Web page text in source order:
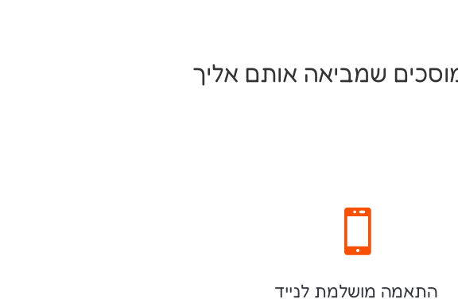
שמביאה אותם אליך

התאמה מושלמת לנייד